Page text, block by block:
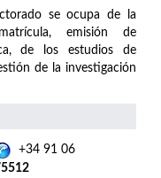
se ocupa de la
emisión de
de los estudios de
de la investigación
+34 91 06